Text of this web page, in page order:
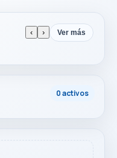
‹ › Ver más
0 activos